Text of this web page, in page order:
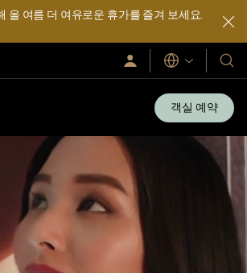
올 여름 더 여유로운 휴가를 즐겨 보세요.
로
그
입
언
어
호
텔
및
리
소
개
객실 예약